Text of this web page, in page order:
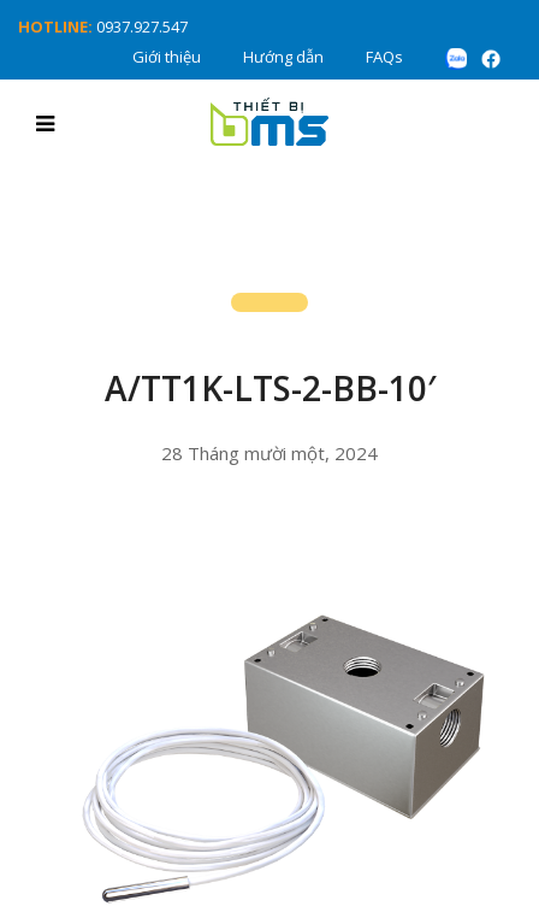
HOTLINE: 0937.927.547
Giới thiệu
Hướng dẫn FAQs
A/TT1K-LTS-2-BB-10′
28 Tháng mười một, 2024